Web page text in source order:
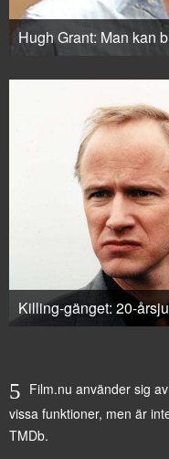
Hugh Grant: Man kan
Killing-gänget: 20-
Film.nu använder sig
vissa funktioner, men är
TMDb.